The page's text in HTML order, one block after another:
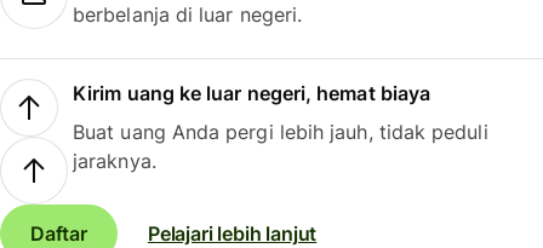
berbelanja di luar negeri.
Kirim uang ke luar negeri, hemat biaya
Buat uang Anda pergi lebih jauh, tidak peduli
jaraknya.
Daftar Pelajari lebih lanjut